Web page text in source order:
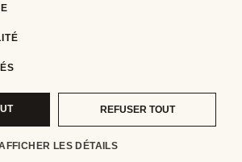
REFUSER TOUT
LES DÉTAILS